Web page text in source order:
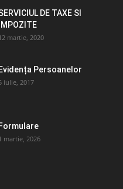
DE TAXE SI
IMPOZITE
martie, 2020
Evidența Persoanelor
iulie, 2017
Formulare
martie, 2026